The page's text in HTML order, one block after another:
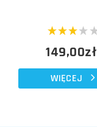
149,00zł
WIĘCEJ